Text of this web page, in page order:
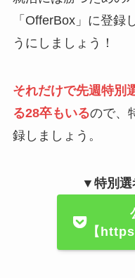
「OfferBox」に登録
うにしましょう！
それだけで先週特別
る28卒もいるので、
録しましょう。
▼特別選
【